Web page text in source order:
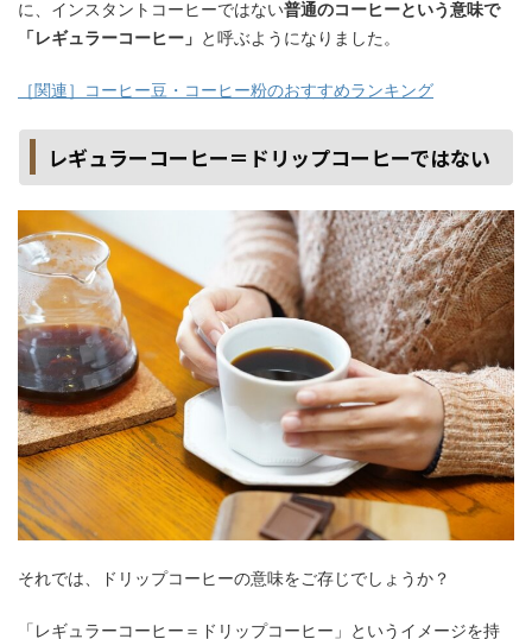
に、インスタントコーヒーではない普通のコーヒーという意味で
「レギュラーコーヒー」 と呼ぶようになりました。
［関連］コーヒー豆・コーヒー粉のおすすめランキング
レギュラーコーヒー＝ドリップコーヒーではない
それでは、ドリップコーヒーの意味をご存じでしょうか？
「レギュラーコーヒー＝ドリップコーヒー」というイメージを持